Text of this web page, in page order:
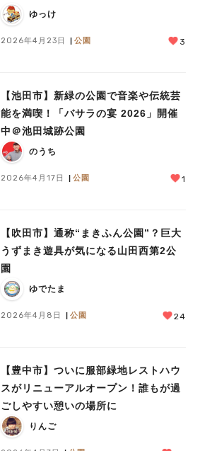
ゆっけ
2026年4月23日 公園 3
【池田市】新緑の公園で音楽や伝統芸
能を満喫！「バサラの宴 2026」開催
中＠池田城跡公園
のうち
2026年4月17日 公園 1
【吹田市】通称“まきふん公園”？巨大
うずまき遊具が気になる山田西第2公
園
ゆでたま
2026年4月8日 公園 24
【豊中市】ついに服部緑地レストハウ
スがリニューアルオープン！誰もが過
ごしやすい憩いの場所に
りんご